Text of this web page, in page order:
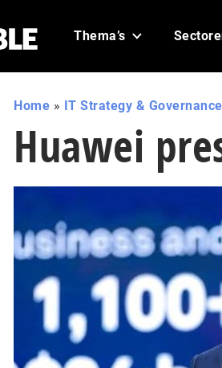
Thema’s
Home » IT Strategy & Governance
Huawei